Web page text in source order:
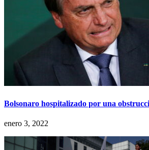
Bolsonaro hospitalizado por una
enero 3, 2022